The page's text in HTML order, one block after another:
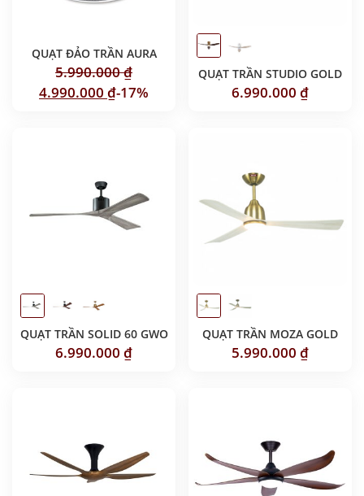
QUẠT ĐẢO TRẦN AURA
5.990.000₫
4.990.000 ₫-17%
QUẠT TRẦN STUDIO GOLD
6.990.000 ₫
QUẠT TRẦN SOLID 60 GWO
6.990.000 ₫
QUẠT TRẦN MOZA GOLD
5.990.000 ₫